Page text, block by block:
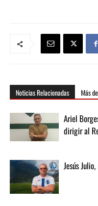
Noticias Relacionadas Más
Ariel
dirigir al
Jesús